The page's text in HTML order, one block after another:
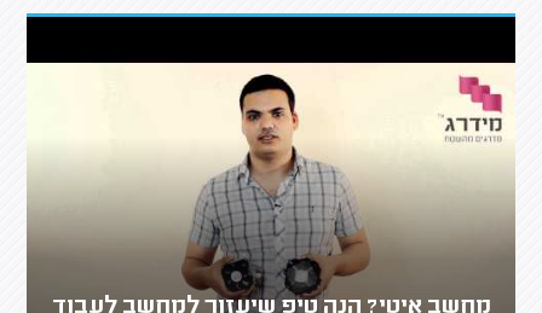
מחשב איטי? הנה טיפ שיעזור למחשב לעבוד